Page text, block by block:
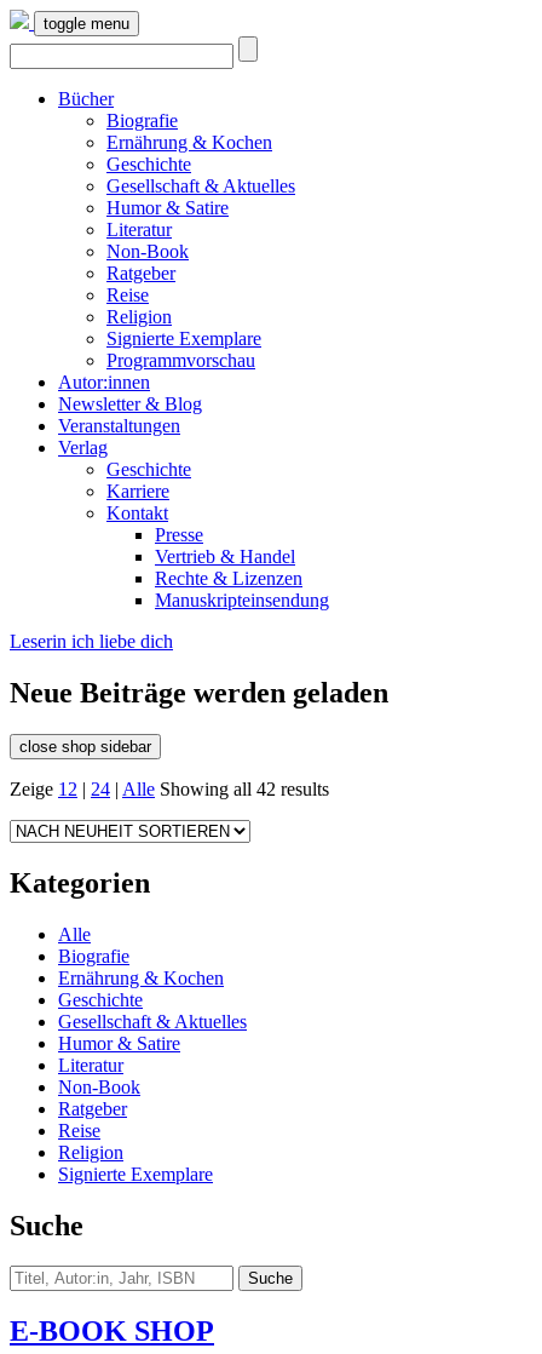
toggle menu
Bücher
Biografie
Ernährung & Kochen
Geschichte
Gesellschaft & Aktuelles
Humor & Satire
Literatur
Non-Book
Ratgeber
Reise
Religion
Signierte Exemplare
Programmvorschau
Autor:innen
Newsletter & Blog
Veranstaltungen
Verlag
Geschichte
Karriere
Kontakt
Presse
Vertrieb & Handel
Rechte & Lizenzen
Manuskripteinsendung
Leserin ich liebe dich
Neue Beiträge werden geladen
close shop sidebar
Zeige 12 | 24 | Alle Showing all 42 results
Kategorien
Alle
Biografie
Ernährung & Kochen
Geschichte
Gesellschaft & Aktuelles
Humor & Satire
Literatur
Non-Book
Ratgeber
Reise
Religion
Signierte Exemplare
Suche
E-BOOK SHOP